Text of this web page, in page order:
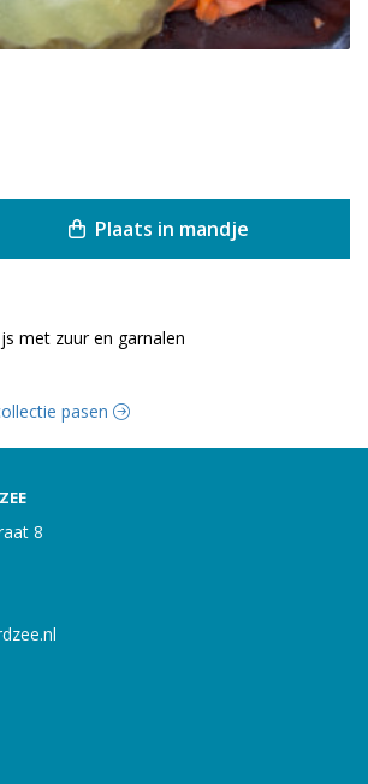
met zuur en garnalen
Plaats in mandje
pasen
8